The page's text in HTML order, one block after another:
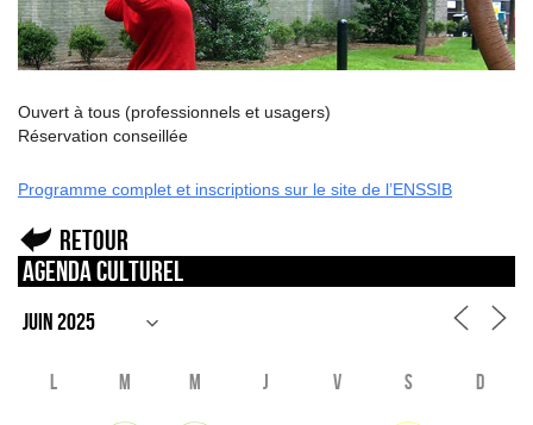
Ouvert à tous (professionnels et usagers)
Réservation conseillée
Programme complet et inscriptions sur le site de l’ENSSIB
Retour
Agenda culturel
L M M J V S D